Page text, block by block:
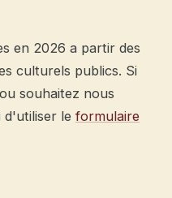
en 2026 a partir des
culturels publics. Si
souhaitez nous
d'utiliser le formulaire